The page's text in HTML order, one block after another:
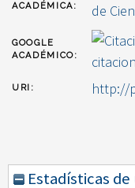
ACADÉMICA:
de
GOOGLE
ACADÉMICO:
URI: http://
Estadísticas de